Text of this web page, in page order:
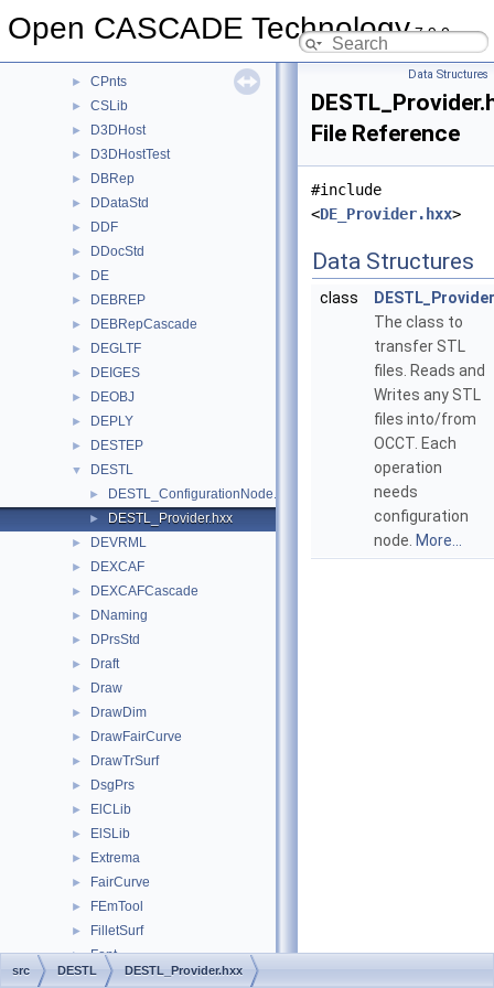
Open CASCADE Technology7.9.0
Contap
► CPnts
► CSLib
► D3DHost
► D3DHostTest
► DBRep
► DDataStd
► DDF
► DDocStd
► DE
► DEBREP
► DEBRepCascade
► DEGLTF
► DEIGES
► DEOBJ
► DEPLY
► DESTEP
▼ DESTL
► DESTL_ConfigurationNode.hxx
► DESTL_Provider.hxx
► DEVRML
► DEXCAF
► DEXCAFCascade
► DNaming
► DPrsStd
► Draft
► Draw
► DrawDim
► DrawFairCurve
► DrawTrSurf
► DsgPrs
► ElCLib
► ElSLib
► Extrema
► FairCurve
► FEmTool
► FilletSurf
► Font
► FSD
Data Structures
File Reference
#include
<DE_Provider.hxx>
Data Structures
class
DESTL_Provider
The class to
transfer STL
files. Reads and
Writes any STL
files into/from
OCCT. Each
operation
needs
configuration
node. More...
src DESTL DESTL_Provider.hxx